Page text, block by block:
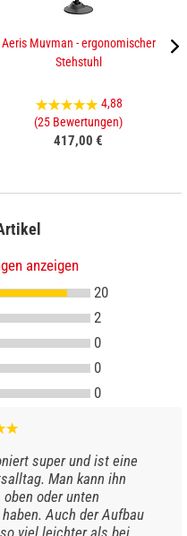
Aeris Muvman - ergonomischer
Stehstuhl
4,88
(25 Bewertungen)
417,00 €
anzeigen
20
2
0
0
0
super und ist eine
Man kann ihn
oder unten
Auch der Aufbau